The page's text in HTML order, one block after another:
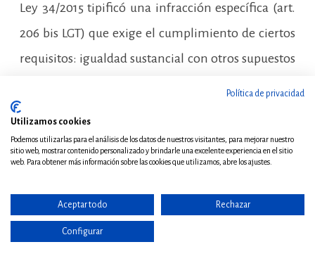
Ley 34/2015 tipificó una infracción específica (art.
206 bis LGT) que exige el cumplimiento de ciertos
requisitos: igualdad sustancial con otros supuestos
Consultiva hubiese sido hecho público para
general conocimiento antes del inicio del plazo de
autoliquidación de la obligación regularizada.
No hay, Tití, esa contención, esa moderación, esos
especiales requerimientos procesales y materiales,
Política de privacidad
Utilizamos cookies
Podemos utilizarlas para el análisis de los datos de nuestros visitantes, para mejorar nuestro
sitio web, mostrar contenido personalizado y brindarle una excelente experiencia en el sitio
web. Para obtener más información sobre las cookies que utilizamos, abre los ajustes.
Aceptar todo Rechazar
Configurar